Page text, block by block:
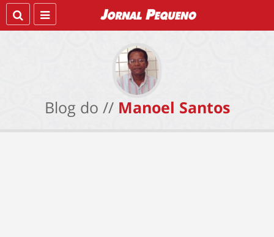
Blog do // Manoel Santos